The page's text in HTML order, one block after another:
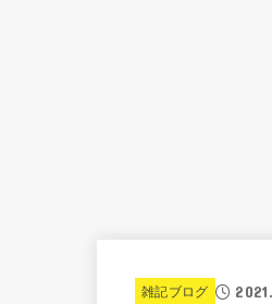
雑記ブログ